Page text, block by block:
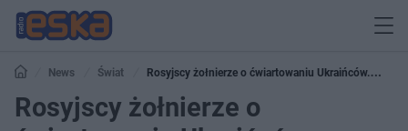
News Świat
Rosyjscy żołnierze o ćwiartowaniu Ukraińców.
UWAGA, drastyczne szczegóły!
Rosyjscy żołnierze o